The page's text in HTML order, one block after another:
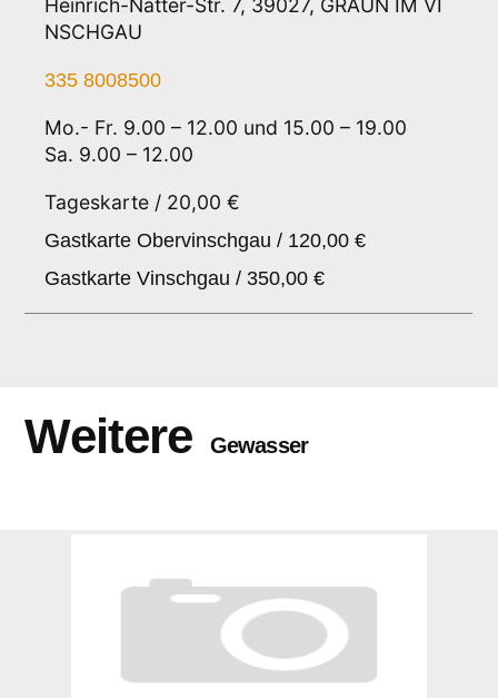
Heinrich-Natter-Str. 7, 39027, GRAUN IM VI
NSCHGAU
335 8008500
Mo.- Fr. 9.00 – 12.00 und 15.00 – 19.00
Sa. 9.00 – 12.00
Tageskarte / 20,00 €
Gastkarte Obervinschgau / 120,00 €
Gastkarte Vinschgau / 350,00 €
Weitere Gewasser